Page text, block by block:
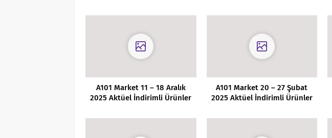
A101 Market 11 – 18 Aralık
2025 Aktüel İndirimli Ürünler
A101 Market 20 – 27 Şubat
2025 Aktüel İndirimli Ürünler